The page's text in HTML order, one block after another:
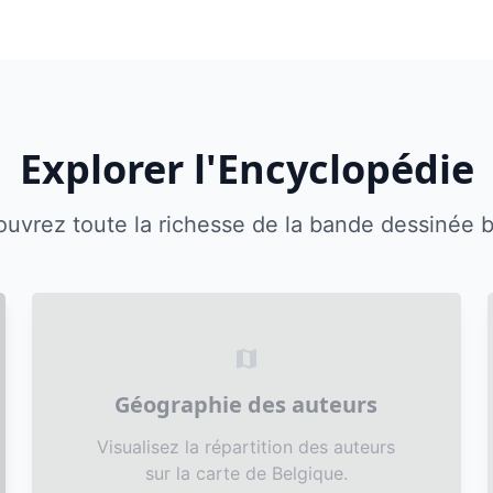
Explorer l'Encyclopédie
toute la richesse de la bande dessinée
map
Géographie des auteurs
Visualisez la répartition des auteurs
sur la carte de Belgique.